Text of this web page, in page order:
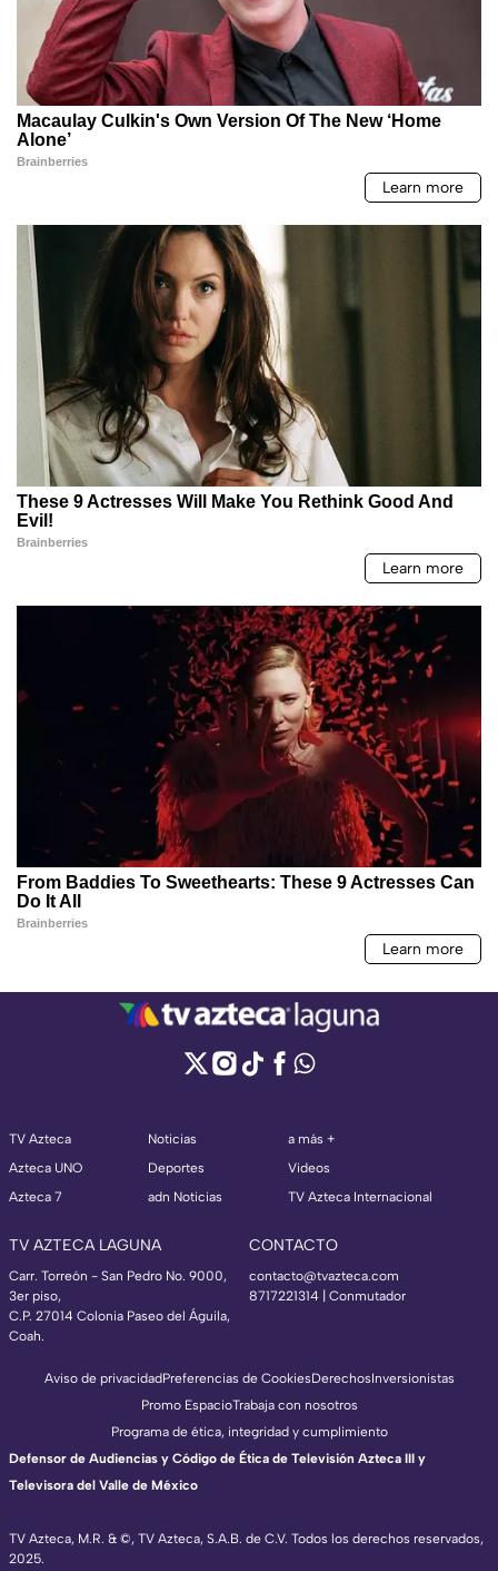
TV Azteca
Azteca UNO
Azteca 7
Noticias
Deportes
adn Noticias
a más +
Videos
TV Azteca Internacional
TV AZTECA LAGUNA
Carr. Torreón - San Pedro No. 9000,
3er piso,
C.P. 27014 Colonia Paseo del Águila,
Coah.
CONTACTO
contacto@tvazteca.com
8717221314 | Conmutador
TV Azteca, M.R. & ©, TV Azteca, S.A.B. de C.V. Todos los derechos reservados,
2025.
Aviso de privacidadPreferencias de CookiesDerechosInversionistas
Promo EspacioTrabaja con nosotros
Programa de ética, integridad y cumplimiento
Defensor de Audiencias y Código de Ética de Televisión Azteca III y
Televisora del Valle de México